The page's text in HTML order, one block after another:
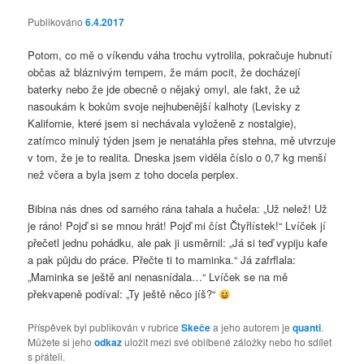
Publikováno6.4.2017
Potom, co mě o víkendu váha trochu vytrolila, pokračuje hubnutí
občas až bláznivým tempem, že mám pocit, že docházejí
baterky nebo že jde obecně o nějaký omyl, ale fakt, že už
nasoukám k bokům svoje nejhubenější kalhoty (Levisky z
Kalifornie, které jsem si nechávala vyloženě z nostalgie),
zatímco minulý týden jsem je nenatáhla přes stehna, mě utvrzuje
v tom, že je to realita. Dneska jsem viděla číslo o 0,7 kg menší
než včera a byla jsem z toho docela perplex.
Bibina nás dnes od samého rána tahala a hučela: „Už nelež! Už
je ráno! Pojď si se mnou hrát! Pojď mi číst Čtyřlístek!“ Lvíček jí
přečetl jednu pohádku, ale pak ji usměrnil: „Já si teď vypiju kafe
a pak půjdu do práce. Přečte ti to maminka.“ Já zafrflala:
„Maminka se ještě ani nenasnídala…“ Lvíček se na mě
překvapeně podíval: „Ty ještě něco jíš?“
Příspěvek byl publikován v rubriceSkečea jeho autorem jequanti.
Můžete si jehoodkazuložit mezi své oblíbené záložky nebo ho sdílet
s přáteli.